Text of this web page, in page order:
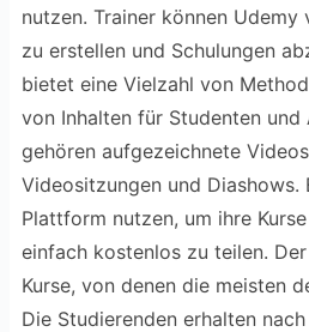
nutzen. Trainer können Udemy
zu erstellen und Schulungen
bietet eine Vielzahl von
von Inhalten für Studenten und
gehören aufgezeichnete
Videositzungen und
Plattform nutzen, um ihre
einfach kostenlos zu teilen.
Kurse, von denen die meisten
Die Studierenden erhalten